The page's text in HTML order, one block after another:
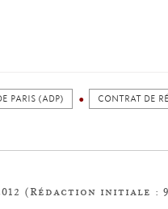
PARIS (ADP) CONTRAT DE
(Rédaction initiale :